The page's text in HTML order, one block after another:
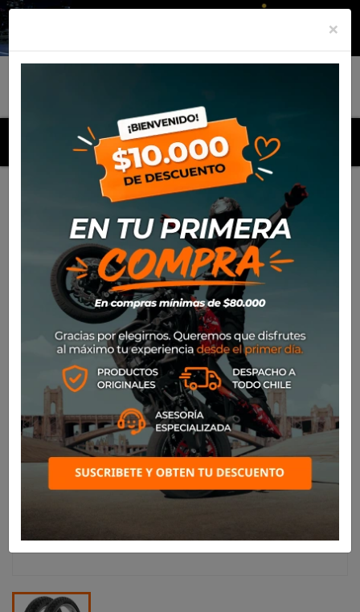
MENU
Productos Neumático Rinaldi 110/80*18 PD29
×